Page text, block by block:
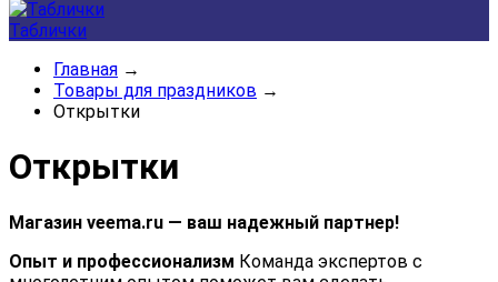
Таблички
Главная →
Товары для праздников →
Открытки
Открытки
Магазин veema.ru — ваш надежный партнер!
Опыт и профессионализм Команда экспертов с